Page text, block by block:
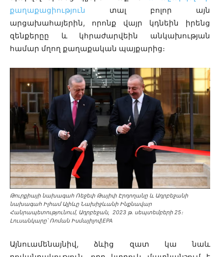
քաղաքացիություն տալ բոլոր այն
արցախահայերին, որոնք վայր կդնեին իրենց
զենքերըը և կհրաժարվեին անկախության
համար մղող քաղաքական պայքարից։
Թուրքիայի նախագահ Ռեջեփ Թայիփ Էրդողանը և Ադրբեջանի
նախագահ Իլհամ Ալիևը Նախիջևանի Ինքնավար
Հանրապետությունում, Ադրբեջան, 2023 թ․ սեպտեմբերի 25։
Լուսանկարը՝ Ռոման Իսմայիլով\EPA
Այնուամենայնիվ,
ձևից զատ կա նաև